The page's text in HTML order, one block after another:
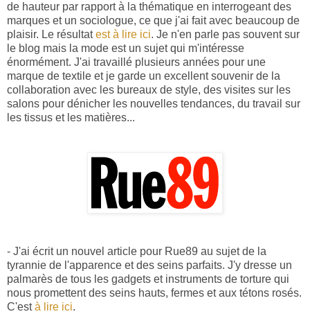
de hauteur par rapport à la thématique en interrogeant des
marques et un sociologue, ce que j'ai fait avec beaucoup de
plaisir. Le résultatest à lire ici. Je n'en parle pas souvent sur
le blog mais la mode est un sujet qui m'intéresse
énormément. J'ai travaillé plusieurs années pour une
marque de textile et je garde un excellent souvenir de la
collaboration avec les bureaux de style, des visites sur les
salons pour dénicher les nouvelles tendances, du travail sur
les tissus et les matières...
- J'ai écrit un nouvel article pour Rue89 au sujet de la
tyrannie de l'apparence et des seins parfaits. J'y dresse un
palmarès de tous les gadgets et instruments de torture qui
nous promettent des seins hauts, fermes et aux tétons rosés.
C'està lire ici.